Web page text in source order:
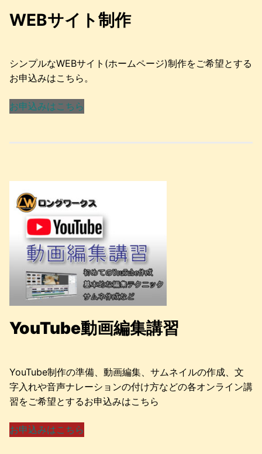
WEBサイト制作
シンプルなWEBサイト(ホームページ)制作をご希望とする
お申込みはこちら。
お申込みはこちら
YouTube動画編集講習
YouTube制作の準備、動画編集、サムネイルの作成、文
字入れや音声ナレーションの付け方などの各オンライン講
習をご希望とするお申込みはこちら
お申込みはこちら